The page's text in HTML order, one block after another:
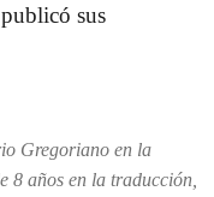
sus
Gregoriano en la
8 años en la traducción,